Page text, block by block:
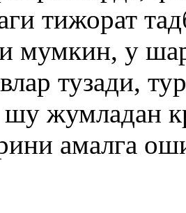
тижорат
мумкин, у
тузади,
жумладан
амалга